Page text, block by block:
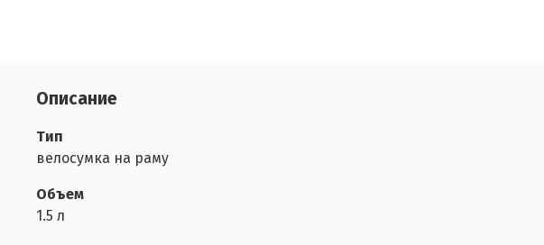
Описание
Тип
велосумка на раму
Объем
1.5 л